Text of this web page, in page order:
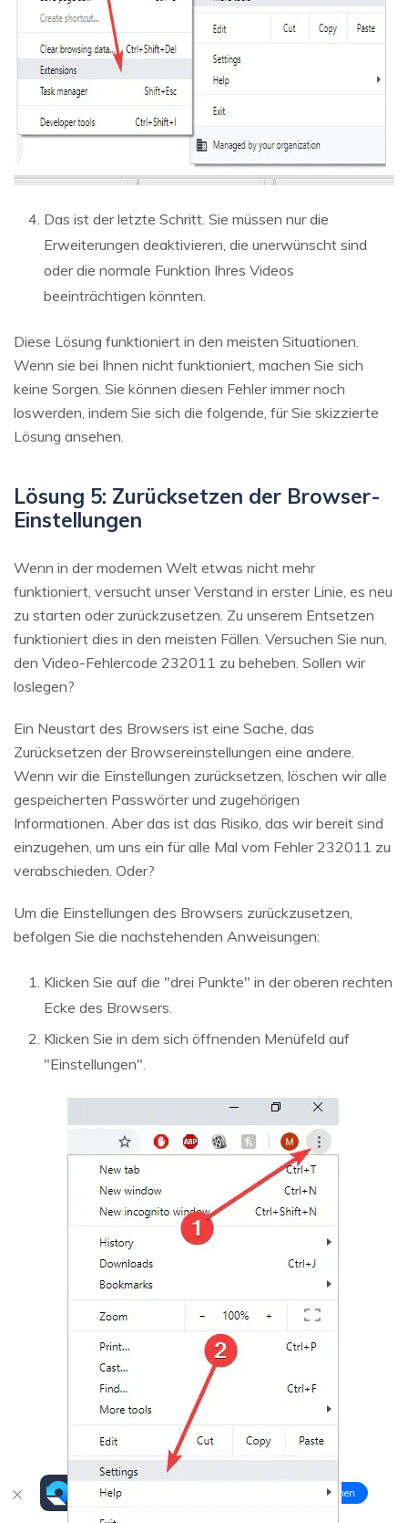
Das ist der letzte Schritt. Sie müssen nur die
Erweiterungen deaktivieren, die unerwünscht sind
oder die normale Funktion Ihres Videos
beeinträchtigen könnten.
Diese Lösung funktioniert in den meisten Situationen.
Wenn sie bei Ihnen nicht funktioniert, machen Sie sich
keine Sorgen. Sie können diesen Fehler immer noch
loswerden, indem Sie sich die folgende, für Sie skizzierte
Lösung ansehen.
Lösung 5: Zurücksetzen der Browser-
Einstellungen
Wenn in der modernen Welt etwas nicht mehr
funktioniert, versucht unser Verstand in erster Linie, es neu
zu starten oder zurückzusetzen. Zu unserem Entsetzen
funktioniert dies in den meisten Fällen. Versuchen Sie nun,
den Video-Fehlercode 232011 zu beheben. Sollen wir
loslegen?
Ein Neustart des Browsers ist eine Sache, das
Zurücksetzen der Browsereinstellungen eine andere.
Wenn wir die Einstellungen zurücksetzen, löschen wir alle
gespeicherten Passwörter und zugehörigen
Informationen. Aber das ist das Risiko, das wir bereit sind
einzugehen, um uns ein für alle Mal vom Fehler 232011 zu
verabschieden. Oder?
Um die Einstellungen des Browsers zurückzusetzen,
befolgen Sie die nachstehenden Anweisungen:
Klicken Sie auf die "drei Punkte" in der oberen rechten
Ecke des Browsers.
Klicken Sie in dem sich öffnenden Menüfeld auf
"Einstellungen".
Daten online wiederherstellen
Verlorene Daten? Jetzt online wiederherstellen!
öffnen